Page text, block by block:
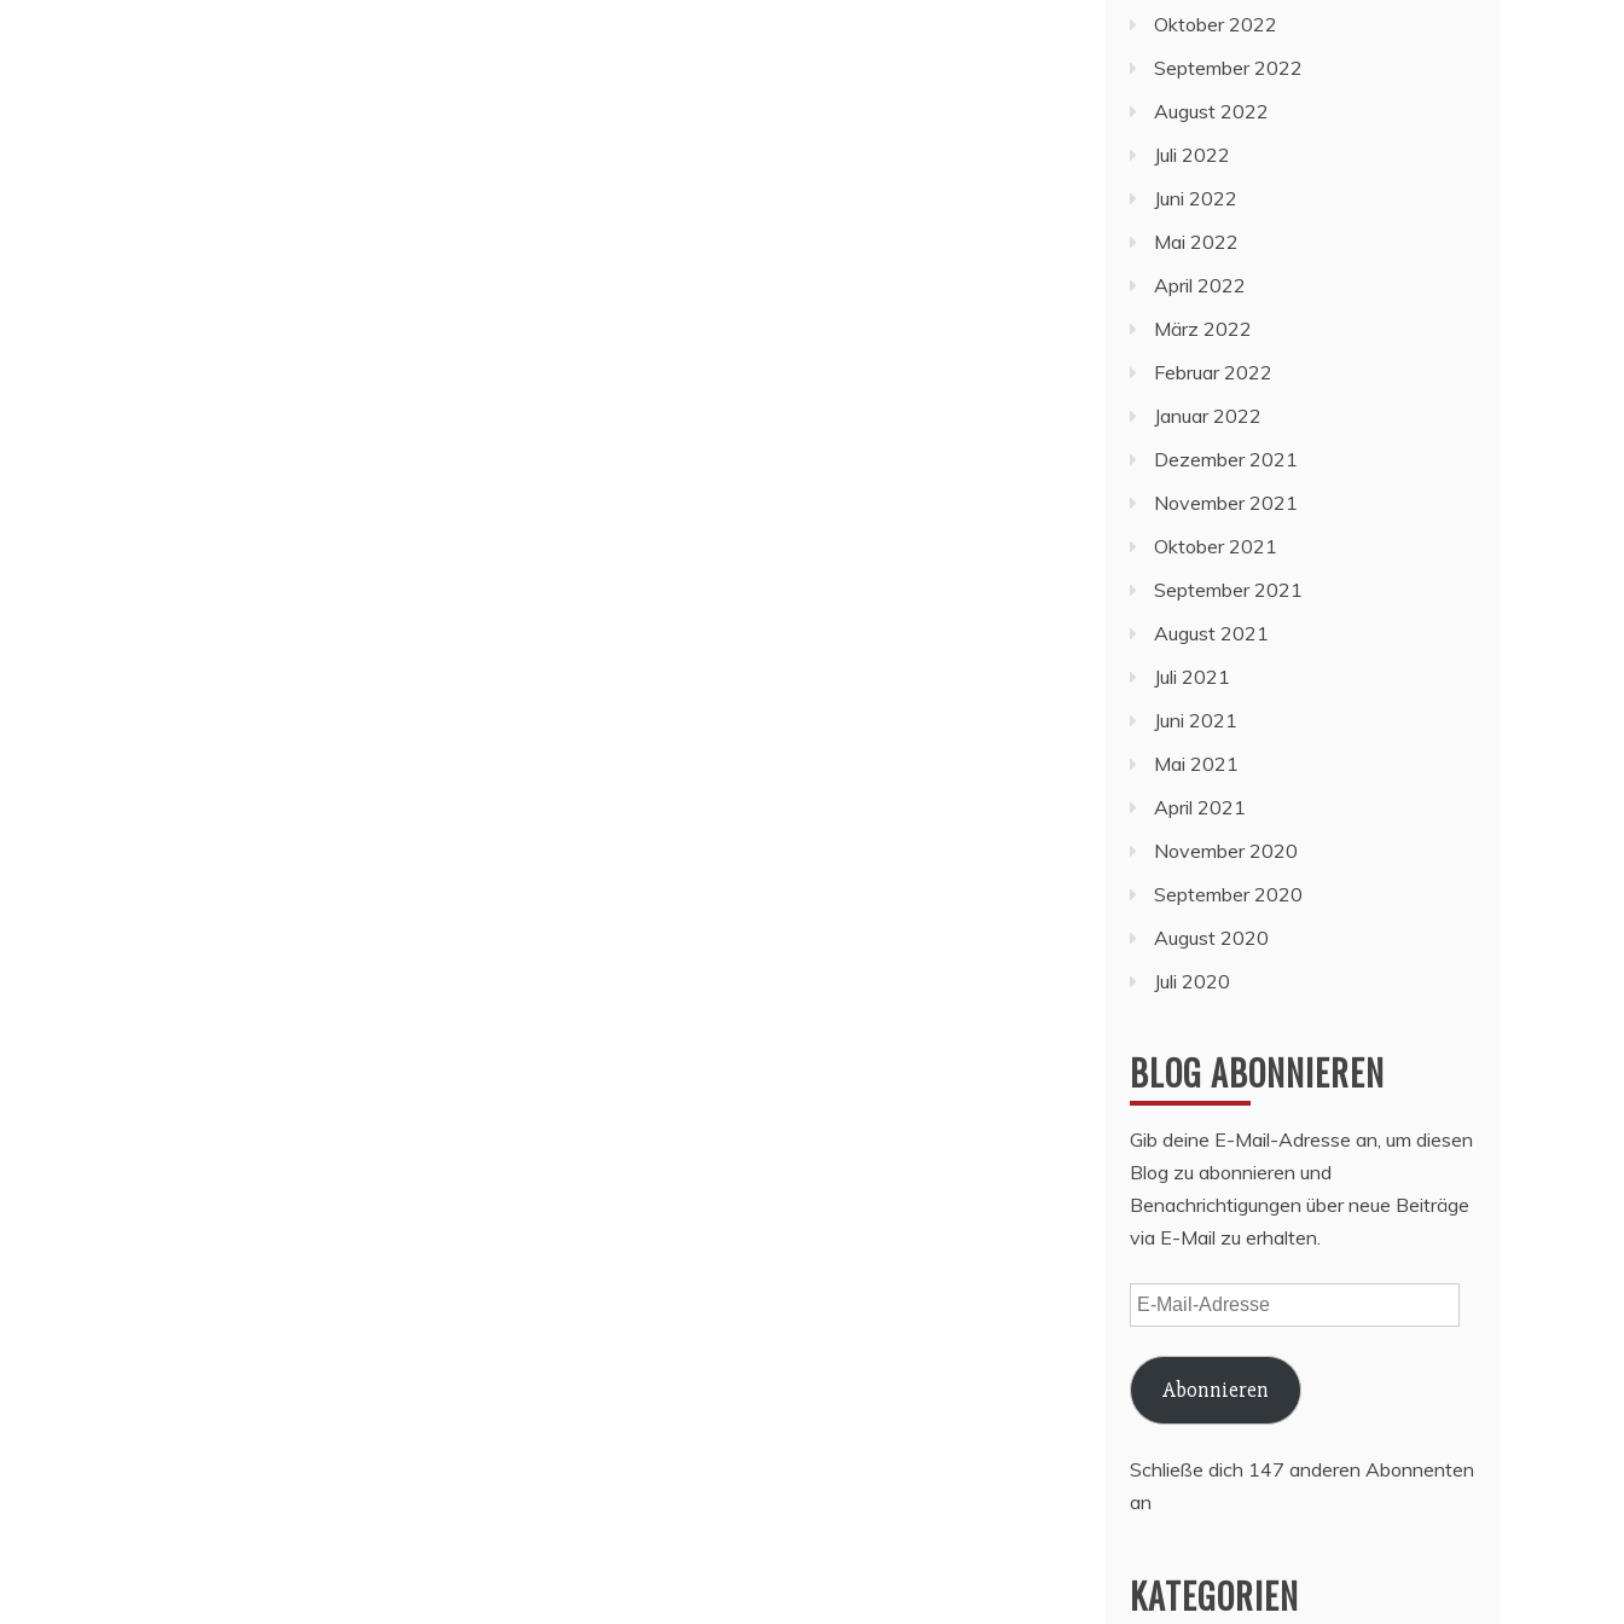
Oktober 2022
September 2022
August 2022
Juli 2022
Juni 2022
Mai 2022
April 2022
März 2022
Februar 2022
Januar 2022
Dezember 2021
November 2021
Oktober 2021
September 2021
August 2021
Juli 2021
Juni 2021
Mai 2021
April 2021
November 2020
September 2020
August 2020
Juli 2020
BLOG ABONNIEREN
Gib deine E-Mail-Adresse an, um diesen
Blog zu abonnieren und
Benachrichtigungen über neue Beiträge
via E-Mail zu erhalten.
E-
Mail-
Adresse
Abonnieren
Schließe dich 147 anderen Abonnenten
an
KATEGORIEN